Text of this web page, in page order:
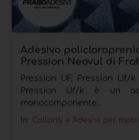
Adesivo
Pression Neovul di
Pression UF, Pression Uf/
Pression Uf/k è un
monocomponente...
In: Collanti e Adesivi per